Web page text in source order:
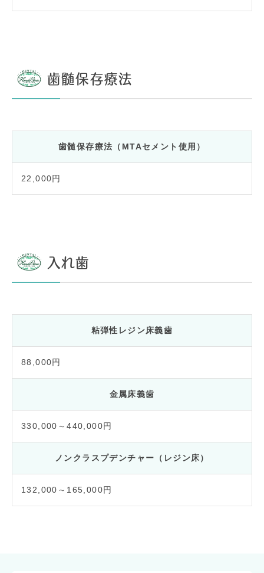
歯髄保存療法
歯髄保存療法（MTAセメント使用）
22,000円
入れ歯
粘弾性レジン床義歯
88,000円
金属床義歯
330,000～440,000円
ノンクラスプデンチャー（レジン床）
132,000～165,000円